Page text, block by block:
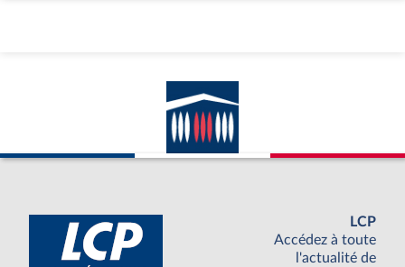
LCP
Accédez à toute
l'actualité de